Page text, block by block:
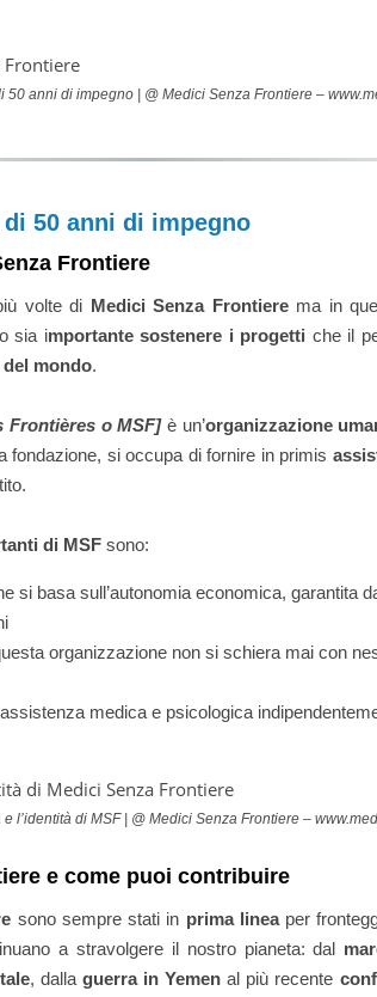
50 anni di impegno | @ Medici Senza Frontiere –
50 anni di impegno
Frontiere
volte di Medici Senza Frontierema in
sia importante sostenere i progetti che il
mondo.
Frontières o MSF]è un’organizzazione
fondazione, si occupa di fornire in primis
di MSF sono:
si basa sull’autonomia economica, garantita
organizzazione non si schiera mai con
medica e psicologica
e l’identità di MSF | @ Medici Senza Frontiere –
e come puoi contribuire
sono sempre stati in prima lineaper
a stravolgere il nostro pianeta: dal
, dalla guerra in Yemen al più recente